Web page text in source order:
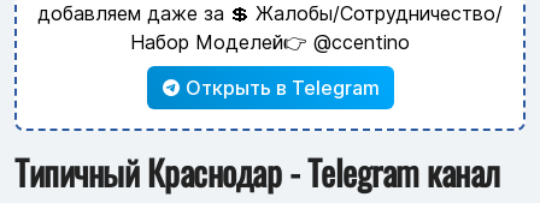
добавляем даже за 💲 Жалобы/Сотрудничество/
Набор Моделей👉 @ccentino
Открыть в Telegram
Типичный Краснодар - Telegram канал